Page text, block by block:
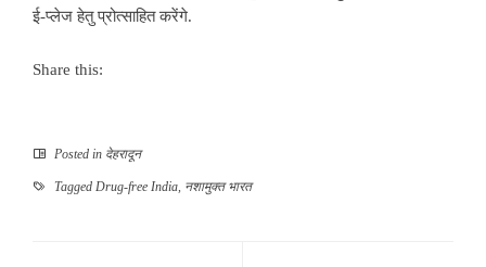
ई-प्लेज हेतु प्रोत्साहित करेंगे.
Share this:
Posted in देहरादून
Tagged Drug-free India, नशामुक्त भारत